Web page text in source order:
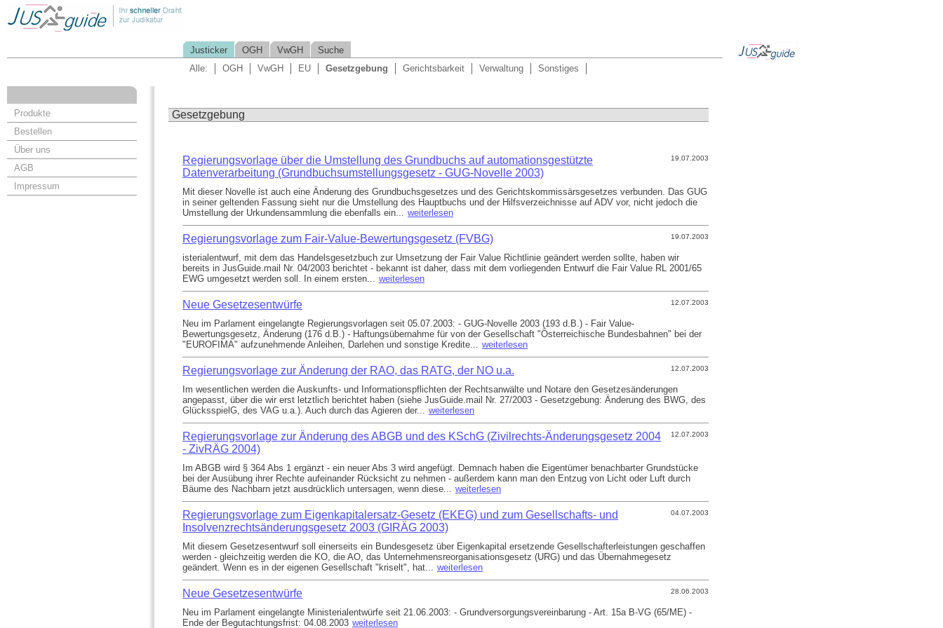
Justicker OGH VwGH
Suche
Alle:
OGH VwGH EU Gesetzgebung Gerichtsbarkeit Verwaltung Sonstiges
Produkte
Bestellen
Über uns
AGB
Impressum
Gesetzgebung
19.07.2003
Regierungsvorlage über die Umstellung des Grundbuchs auf automationsgestützte
Datenverarbeitung (Grundbuchsumstellungsgesetz - GUG-Novelle 2003)
Mit dieser Novelle ist auch eine Änderung des Grundbuchsgesetzes und des Gerichtskommissärsgesetzes verbunden. Das GUG
in seiner geltenden Fassung sieht nur die Umstellung des Hauptbuchs und der Hilfsverzeichnisse auf ADV vor, nicht jedoch die
Umstellung der Urkundensammlung die ebenfalls ein... weiterlesen
19.07.2003
Regierungsvorlage zum Fair-Value-Bewertungsgesetz (FVBG)
isterialentwurf, mit dem das Handelsgesetzbuch zur Umsetzung der Fair Value Richtlinie geändert werden sollte, haben wir
bereits in JusGuide.mail Nr. 04/2003 berichtet - bekannt ist daher, dass mit dem vorliegenden Entwurf die Fair Value RL 2001/65
EWG umgesetzt werden soll. In einem ersten... weiterlesen
12.07.2003
Neue Gesetzesentwürfe
Neu im Parlament eingelangte Regierungsvorlagen seit 05.07.2003: - GUG-Novelle 2003 (193 d.B.) - Fair Value-
Bewertungsgesetz, Änderung (176 d.B.) - Haftungsübernahme für von der Gesellschaft "Österreichische Bundesbahnen" bei der
"EUROFIMA" aufzunehmende Anleihen, Darlehen und sonstige Kredite... weiterlesen
12.07.2003
Regierungsvorlage zur Änderung der RAO, das RATG, der NO u.a.
Im wesentlichen werden die Auskunfts- und Informationspflichten der Rechtsanwälte und Notare den Gesetzesänderungen
angepasst, über die wir erst letztlich berichtet haben (siehe JusGuide.mail Nr. 27/2003 - Gesetzgebung: Änderung des BWG, des
GlücksspielG, des VAG u.a.). Auch durch das Agieren der... weiterlesen
12.07.2003
Regierungsvorlage zur Änderung des ABGB und des KSchG (Zivilrechts-Änderungsgesetz 2004
- ZivRÄG 2004)
Im ABGB wird § 364 Abs 1 ergänzt - ein neuer Abs 3 wird angefügt. Demnach haben die Eigentümer benachbarter Grundstücke
bei der Ausübung ihrer Rechte aufeinander Rücksicht zu nehmen - außerdem kann man den Entzug von Licht oder Luft durch
Bäume des Nachbarn jetzt ausdrücklich untersagen, wenn diese... weiterlesen
04.07.2003
Regierungsvorlage zum Eigenkapitalersatz-Gesetz (EKEG) und zum Gesellschafts- und
Insolvenzrechtsänderungsgesetz 2003 (GIRÄG 2003)
Mit diesem Gesetzesentwurf soll einerseits ein Bundesgesetz über Eigenkapital ersetzende Gesellschafterleistungen geschaffen
werden - gleichzeitig werden die KO, die AO, das Unternehmensreorganisationsgesetz (URG) und das Übernahmegesetz
geändert. Wenn es in der eigenen Gesellschaft "kriselt", hat... weiterlesen
28.06.2003
Neue Gesetzesentwürfe
Neu im Parlament eingelangte Ministerialentwürfe seit 21.06.2003: - Grundversorgungsvereinbarung - Art. 15a B-VG (65/ME) -
Ende der Begutachtungsfrist: 04.08.2003 weiterlesen